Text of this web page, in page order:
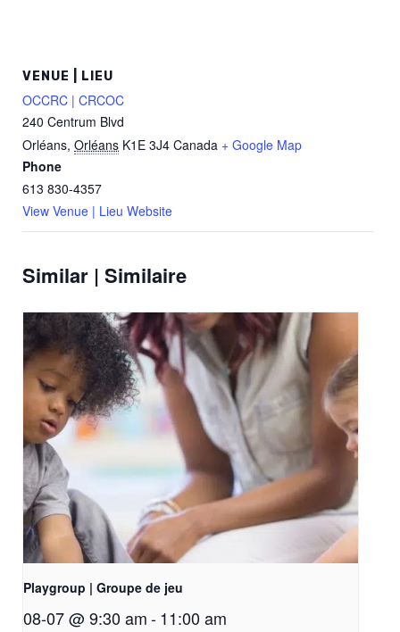
VENUE | LIEU
OCCRC | CRCOC
240 Centrum Blvd
Orléans, Orléans K1E 3J4 Canada + Google Map
Phone
613 830-4357
View Venue | Lieu Website
Similar | Similaire
Playgroup | Groupe de jeu
08-07 @ 9:30 am-11:00 am